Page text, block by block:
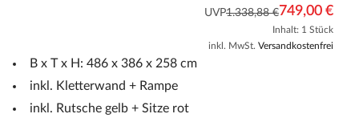
UVP1.338,88 €749,00 €
Inhalt: 1 Stück
inkl. MwSt. Versandkostenfrei
B x T x H: 486 x 386 x 258 cm
inkl. Kletterwand + Rampe
inkl. Rutsche gelb + Sitze rot